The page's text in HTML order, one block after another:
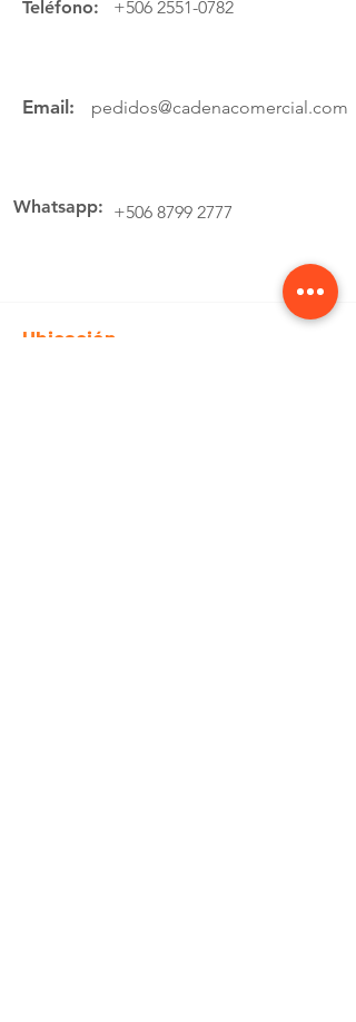
Teléfono: +506 2551-0782
Email: pedidos@cadenacomercial.com
Whatsapp: +506 8799 2777
Ubicación